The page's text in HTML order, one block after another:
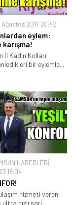
Ağustos 2017 20:42
eylem:
karışma!
İl Kadın Kolları
bir eylemle...
HABERLERİ
18:04
hizmeti veren
hızlı şarj